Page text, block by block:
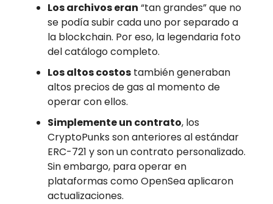
Los archivos eran “tan grandes” que no
se podía subir cada uno por separado a
la blockchain. Por eso, la legendaria foto
del catálogo completo.
Los altos costos también generaban
altos precios de gas al momento de
operar con ellos.
Simplemente un contrato, los
CryptoPunks son anteriores al estándar
ERC-721 y son un contrato personalizado.
Sin embargo, para operar en
plataformas como OpenSea aplicaron
actualizaciones.